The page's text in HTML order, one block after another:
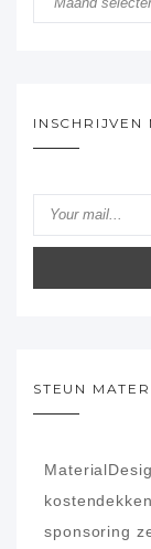
INSCHRIJVEN
STEUN
sponsoring